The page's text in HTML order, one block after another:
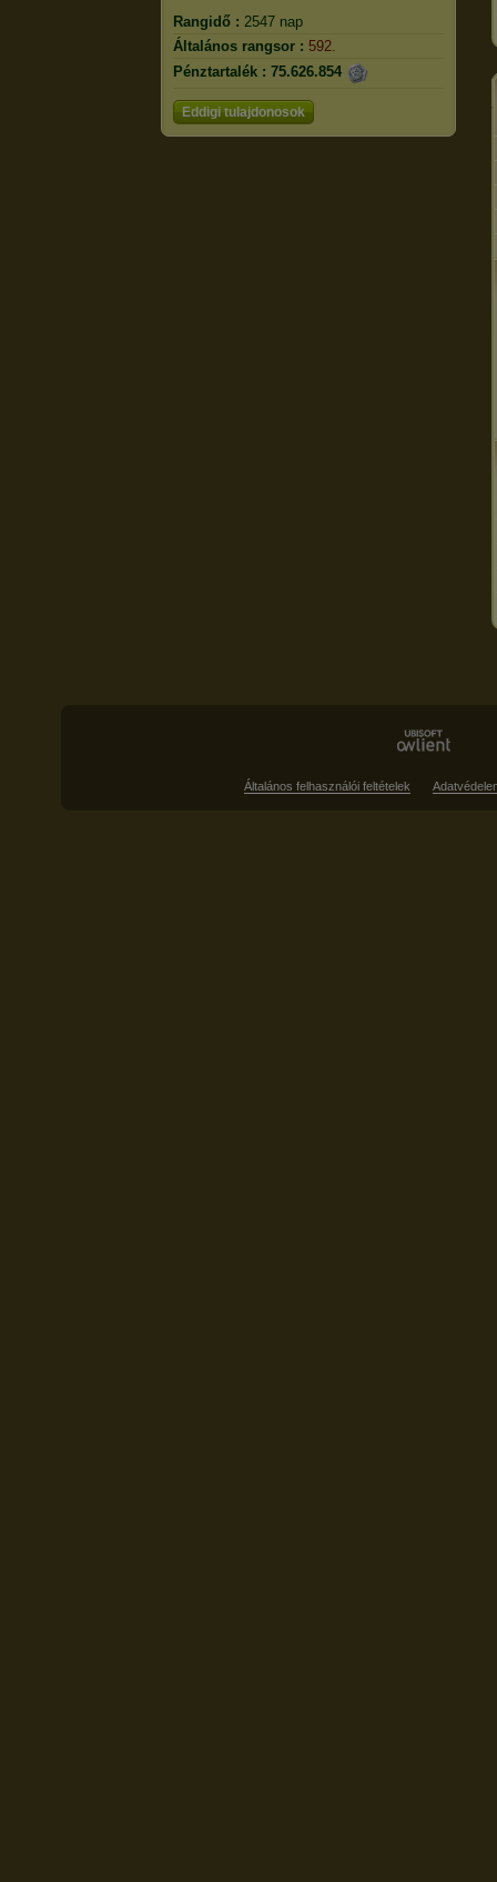
Rangidő : 2547 nap
Általános rangsor : 592.
Pénztartalék : 75.626.854
Eddigi tulajdonosok
Általános felhasználói feltételek